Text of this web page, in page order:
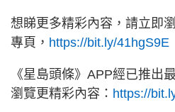
想睇更多精彩內容，請立即
專頁， https://bit.ly/41hgS9E
《星島頭條》APP經已推出
瀏覽更精彩內容： https://